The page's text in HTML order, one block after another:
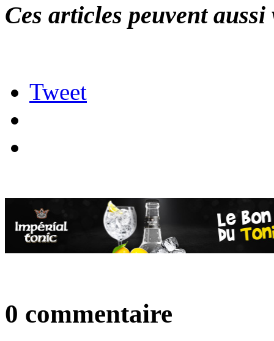
Ces articles peuvent
Tweet
0 commentaire